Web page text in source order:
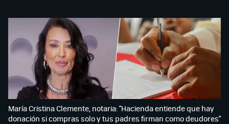
María Cristina Clemente, notaria: "Hacienda entiende que hay
donación si compras solo y tus padres firman como deudores"